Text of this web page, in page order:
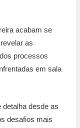
acabam se
as
processos
em sala
detalha desde as
desafios mais